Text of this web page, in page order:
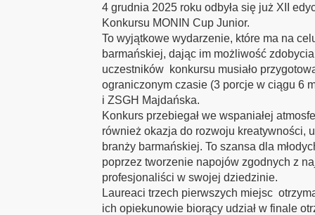
4 grudnia 2025 roku odbyła się już XII
Konkursu MONIN Cup Junior.
To wyjątkowe wydarzenie, które ma na
barmańskiej, dając im możliwość
uczestników konkursu musiało
ograniczonym czasie (3 porcje w ciągu 6
i ZSGH Majdańska.
Konkurs przebiegał we wspaniałej
również okazja do rozwoju kreatywności,
branży barmańskiej. To szansa dla
poprzez tworzenie napojów zgodnych z
profesjonaliści w swojej dziedzinie.
Laureaci trzech pierwszych miejsc
ich opiekunowie biorący udział w finale